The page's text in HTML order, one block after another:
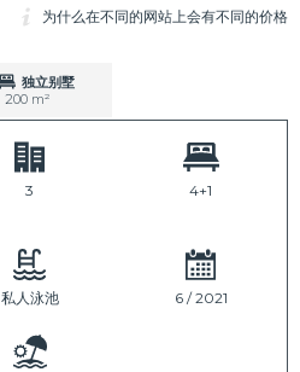
为什么在不同的网站上会有不同的价格
独立别墅
200 m²
3 4+1
私人泳池 6 / 2021